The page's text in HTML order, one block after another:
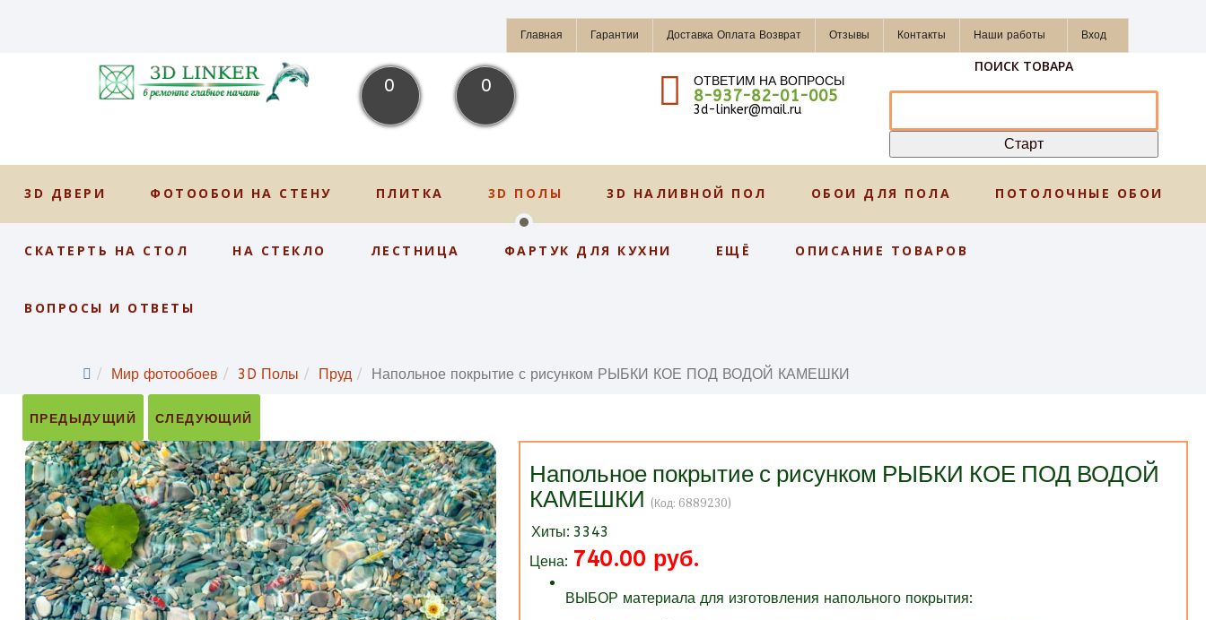
Главная Гарантии Доставка Оплата Возврат Отзывы Контакты Наши работы Вход
0 0 ОТВЕТИМ НА ВОПРОСЫ
8-937-82-01-005
3d-linker@mail.ru
ПОИСК ТОВАРА
3D ДВЕРИ ФОТООБОИ НА СТЕНУ ПЛИТКА 3D ПОЛЫ 3D НАЛИВНОЙ ПОЛ ОБОИ ДЛЯ ПОЛА ПОТОЛОЧНЫЕ ОБОИ
СКАТЕРТЬ НА СТОЛ НА СТЕКЛО ЛЕСТНИЦА ФАРТУК ДЛЯ КУХНИ ЕЩЁ ОПИСАНИЕ ТОВАРОВ
ВОПРОСЫ И ОТВЕТЫ
Мир фотообоев 3D Полы Пруд Напольное покрытие с рисунком РЫБКИ КОЕ ПОД ВОДОЙ КАМЕШКИ
ПРЕДЫДУЩИЙ СЛЕДУЮЩИЙ
Напольное покрытие с рисунком РЫБКИ КОЕ ПОД ВОДОЙ
КАМЕШКИ (Код: 6889230)
Хиты: 3343
Цена: 740.00 руб.
ВЫБОР материала для изготовления напольного покрытия: